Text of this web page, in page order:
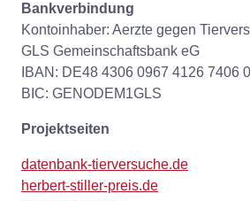
Bankverbindung
Kontoinhaber: Aerzte gegen
GLS Gemeinschaftsbank eG
IBAN: DE48 4306 0967 4126 7406
BIC: GENODEM1GLS
Projektseiten
datenbank-tierversuche.de
herbert-stiller-preis.de